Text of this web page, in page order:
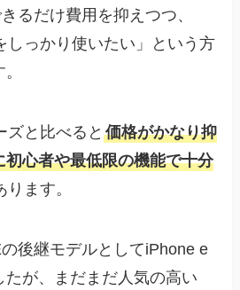
るだけ費用を抑えつつ、
しっかり使いたい」という方
ズと比べると価格がかなり抑
初心者や最低限の機能で十分
ます。
後継モデルとしてiPhone e
たが、まだまだ人気の高い